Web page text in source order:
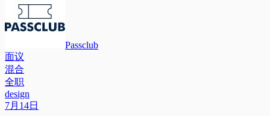
Passclub
面议
混合
全职
design
7月14日